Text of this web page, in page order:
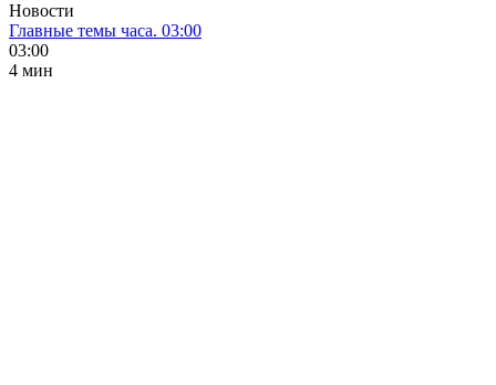
Новости
Главные темы часа. 03:00
03:00
4 мин